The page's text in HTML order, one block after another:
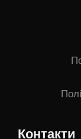
Контакти